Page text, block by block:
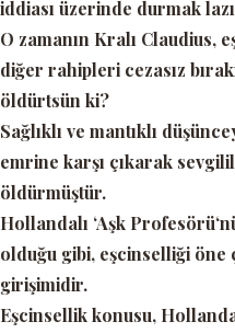
iddiası üzerinde durmak
O zamanın Kralı Claudius,
diğer rahipleri cezasız
öldürtsün ki?
Sağlıklı ve mantıklı
emrine karşı çıkarak
öldürmüştür.
Hollandalı ‘Aşk Profesörü
olduğu gibi, eşcinselliği öne
girişimidir.
Eşcinsellik konusu,